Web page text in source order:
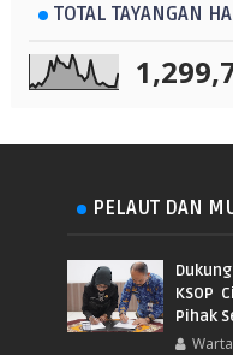
TOTAL TAYANGAN
PELAUT DAN
KSOP
Pihak